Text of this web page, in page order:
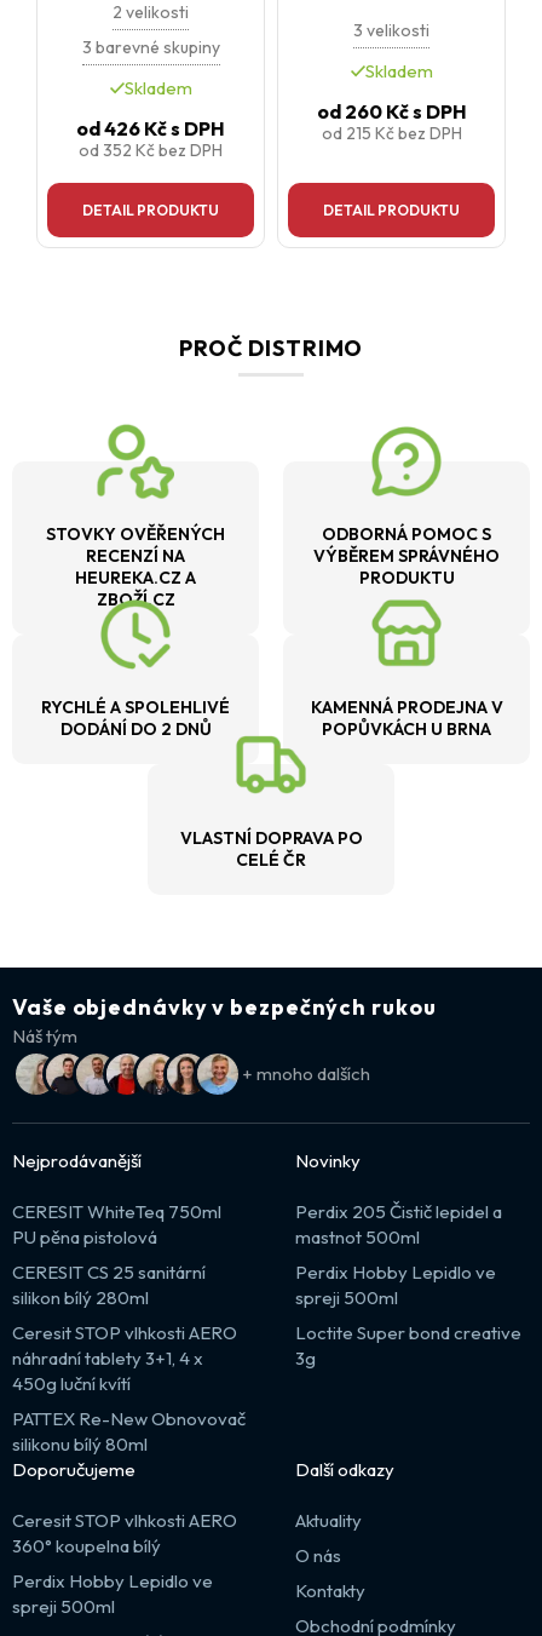
2 velikosti
3 barevné skupiny
Skladem
od426 Kčs DPH
od 352 Kčbez DPH
DETAIL PRODUKTU
3 velikosti
Skladem
od260 Kčs DPH
od 215 Kčbez DPH
DETAIL PRODUKTU
PROČ DISTRIMO
STOVKY OVĚŘENÝCH
RECENZÍ NA
HEUREKA.CZ A
ZBOŽÍ.CZ
ODBORNÁ POMOC S
VÝBĚREM SPRÁVNÉHO
PRODUKTU
RYCHLÉ A SPOLEHLIVÉ
DODÁNÍ DO 2 DNŮ
KAMENNÁ PRODEJNA V
POPŮVKÁCH U BRNA
VLASTNÍ DOPRAVA PO
CELÉ ČR
Vaše objednávky v bezpečných rukou
Náš tým
+ mnoho dalších
Nejprodávanější
CERESIT WhiteTeq 750ml
PU pěna pistolová
CERESIT CS 25 sanitární
silikon bílý 280ml
Ceresit STOP vlhkosti AERO
náhradní tablety 3+1, 4 x
450g luční kvítí
PATTEX Re-New Obnovovač
silikonu bílý 80ml
Novinky
Perdix 205 Čistič lepidel a
mastnot 500ml
Perdix Hobby Lepidlo ve
spreji 500ml
Loctite Super bond creative
3g
Doporučujeme
Ceresit STOP vlhkosti AERO
360° koupelna bílý
Perdix Hobby Lepidlo ve
spreji 500ml
Další odkazy
Aktuality
O nás
Kontakty
Obchodní podmínky